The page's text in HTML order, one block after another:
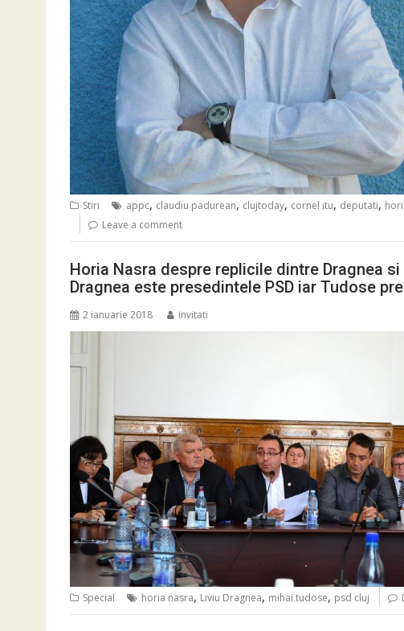
Stiri appc, claudiu padurean, clujtoday, cornel itu, deputati,
Leave a comment
Horia Nasra despre replicile dintre Dragnea
Dragnea este presedintele PSD iar Tudose
2 ianuarie 2018 invitati
Special horia nasra, Liviu Dragnea, mihai tudose, psd cluj